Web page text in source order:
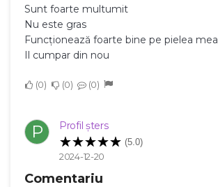
Sunt foarte multumit
Nu este gras
Funcționează foarte bine pe pielea mea
Il cumpar din nou
0 0 0
P Profil șters
(5.0)
2024-12-20
Comentariu